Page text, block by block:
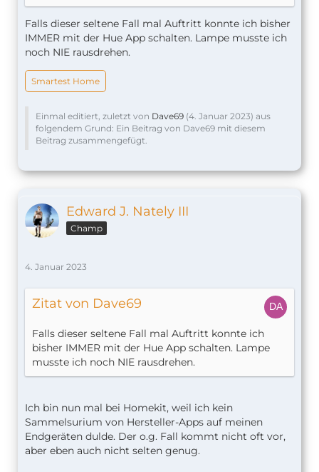
Falls dieser seltene Fall mal Auftritt konnte ich bisher
IMMER mit der Hue App schalten. Lampe musste ich
noch NIE rausdrehen.
Smartest Home
Einmal editiert, zuletzt von Dave69 (4. Januar 2023) aus
folgendem Grund: Ein Beitrag von Dave69 mit diesem
Beitrag zusammengefügt.
Edward J. Nately III
Champ
4. Januar 2023
Zitat von Dave69
Falls dieser seltene Fall mal Auftritt konnte ich
bisher IMMER mit der Hue App schalten. Lampe
musste ich noch NIE rausdrehen.
Ich bin nun mal bei Homekit, weil ich kein
Sammelsurium von Hersteller-Apps auf meinen
Endgeräten dulde. Der o.g. Fall kommt nicht oft vor,
aber eben auch nicht selten genug.